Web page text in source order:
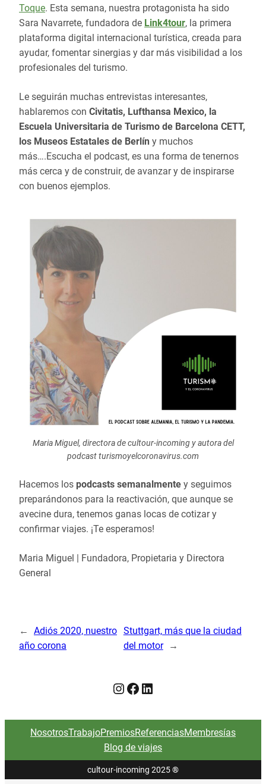
Toque. Esta semana, nuestra protagonista ha sido
Sara Navarrete, fundadora de Link4tour, la primera
plataforma digital internacional turística, creada para
ayudar, fomentar sinergias y dar más visibilidad a los
profesionales del turismo.
Le seguirán muchas entrevistas interesantes,
hablaremos con Civitatis, Lufthansa Mexico, la
Escuela Universitaria de Turismo de Barcelona CETT,
los Museos Estatales de Berlín y muchos
más….Escucha el podcast, es una forma de tenernos
más cerca y de construir, de avanzar y de inspirarse
con buenos ejemplos.
Maria Miguel, directora de cultour-incoming y autora del
podcast turismoyelcoronavirus.com
Hacemos los podcasts semanalmente y seguimos
preparándonos para la reactivación, que aunque se
avecine dura, tenemos ganas locas de cotizar y
confirmar viajes. ¡Te esperamos!
Maria Miguel | Fundadora, Propietaria y Directora
General
←
Adiós 2020, nuestro
año corona
Stuttgart, más que la ciudad
del motor
→
Instagram
Facebook
LinkedIn
NosotrosTrabajoPremiosReferenciasMembresías
Blog de viajes
cultour-incoming 2025®